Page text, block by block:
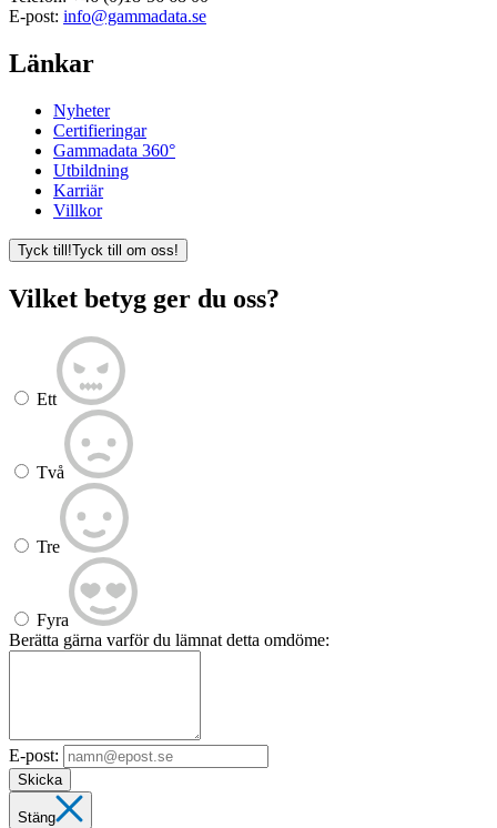
E-post: info@gammadata.se
Länkar
Nyheter
Certifieringar
Gammadata 360°
Utbildning
Karriär
Villkor
Tyck till!Tyck till om oss!
Vilket betyg ger du oss?
Ett
Två
Tre
Fyra
Berätta gärna varför du lämnat detta omdöme:
E-post:
Skicka
Stäng